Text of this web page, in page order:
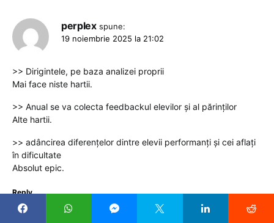
perplex spune:
19 noiembrie 2025 la 21:02
>> Dirigintele, pe baza analizei proprii
Mai face niste hartii.
>> Anual se va colecta feedbackul elevilor și al părinților
Alte hartii.
>> adâncirea diferențelor dintre elevii performanți și cei aflați
în dificultate
Absolut epic.
Reply